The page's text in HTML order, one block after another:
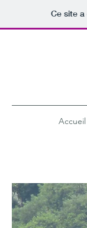
Ce site
Accueil